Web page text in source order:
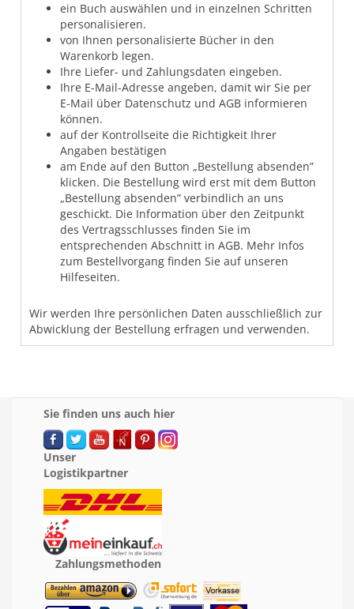
ein Buch auswählen und in einzelnen Schritten
personalisieren.
von Ihnen personalisierte Bücher in den
Warenkorb legen.
Ihre Liefer- und Zahlungsdaten eingeben.
Ihre E-Mail-Adresse angeben, damit wir Sie per
E-Mail über Datenschutz und AGB informieren
können.
auf der Kontrollseite die Richtigkeit Ihrer
Angaben bestätigen
am Ende auf den Button „Bestellung absenden”
klicken. Die Bestellung wird erst mit dem Button
„Bestellung absenden” verbindlich an uns
geschickt. Die Information über den Zeitpunkt
des Vertragsschlusses finden Sie im
entsprechenden Abschnitt in AGB. Mehr Infos
zum Bestellvorgang finden Sie auf unseren
Hilfeseiten.
Wir werden Ihre persönlichen Daten ausschließlich zur
Abwicklung der Bestellung erfragen und verwenden.
Sie finden uns auch hier
Unser
Logistikpartner
Zahlungsmethoden